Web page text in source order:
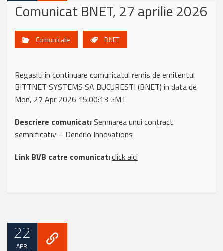
Comunicat BNET, 27 aprilie 2026
Comunicate BNET
Regasiti in continuare comunicatul remis de emitentul
BITTNET SYSTEMS SA BUCURESTI (BNET) in data de
Mon, 27 Apr 2026 15:00:13 GMT
Descriere comunicat:Semnarea unui contract
semnificativ – Dendrio Innovations
Link BVB catre comunicat:click aici
22
APR.